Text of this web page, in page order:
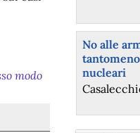
modo
No alle
nucleari